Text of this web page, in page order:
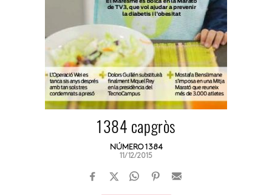
1384 capgròs
NÚMERO 1384
11/12/2015